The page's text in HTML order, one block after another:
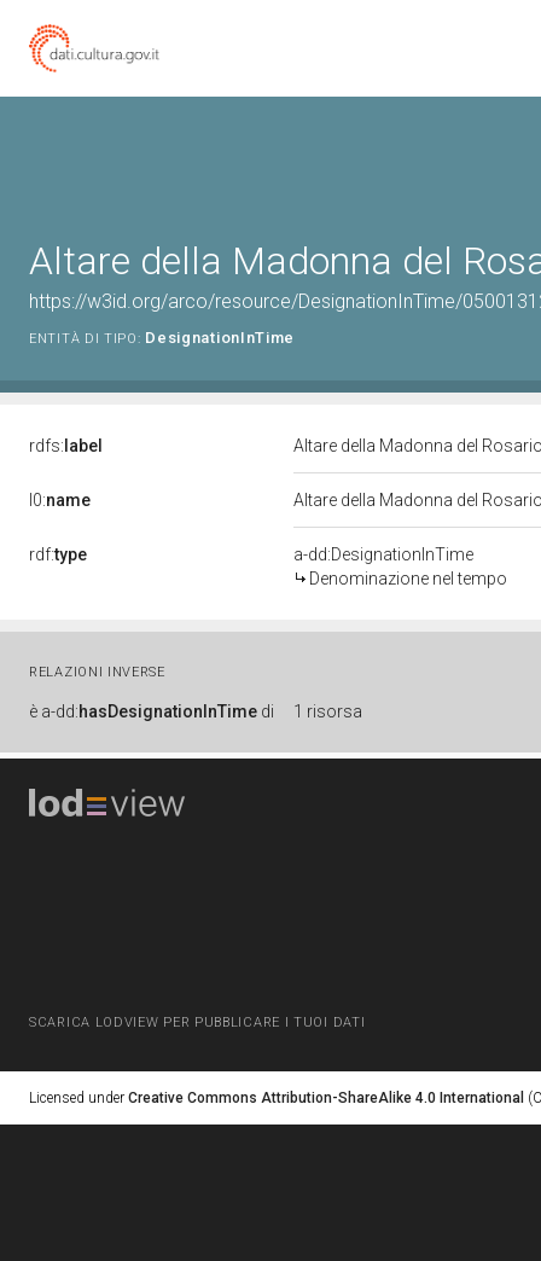
Altare della Madonna del
https://w3id.org/arco/resource/DesignationInTime/
ENTITÀ DI TIPO: DesignationInTime
rdfs: label Altare della Madonna del
l0:name Altare della Madonna del
rdf:type
a-dd:DesignationInTime
Denominazione nel tempo
RELAZIONI INVERSE
è a-dd:hasDesignationInTime di 1 risorsa
SCARICA LODVIEW PER PUBBLICARE I TUOI DATI
Licensed under Creative Commons Attribution-ShareAlike 4.0 International